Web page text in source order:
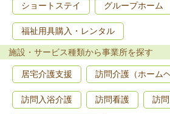
ショートステイ グループホーム
福祉用具購入・レンタル
施設・サービス種類から事業所を探す
居宅介護支援 訪問介護（ホーム
訪問入浴介護 訪問看護 訪